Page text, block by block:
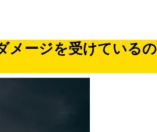
メージを受けているの